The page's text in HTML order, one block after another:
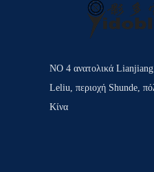
ΝΟ 4 ανατολικά
Leliu, περιοχή Shunde,
Κίνα